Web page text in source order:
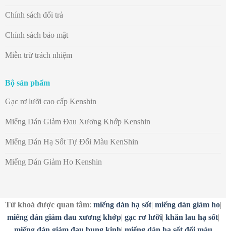
Chính sách đổi trả
Chính sách bảo mật
Miễn trừ trách nhiệm
Bộ sản phẩm
Gạc rơ lưỡi cao cấp Kenshin
Miếng Dán Giảm Đau Xương Khớp Kenshin
Miếng Dán Hạ Sốt Tự Đổi Màu KenShin
Miếng Dán Giảm Ho Kenshin
Từ khoá được quan tâm: miếng dán hạ sốt| miếng dán giảm ho|
miếng dán giảm đau xương khớp| gạc rơ lưỡi| khăn lau hạ sốt|